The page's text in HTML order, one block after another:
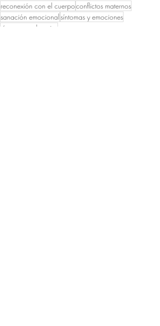
reconexión con el cuerpoconflictos maternos
sanación emocionalsíntomas y emociones
síntomas en los pies